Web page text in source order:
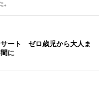
ート ゼロ歳児から大人ま
に